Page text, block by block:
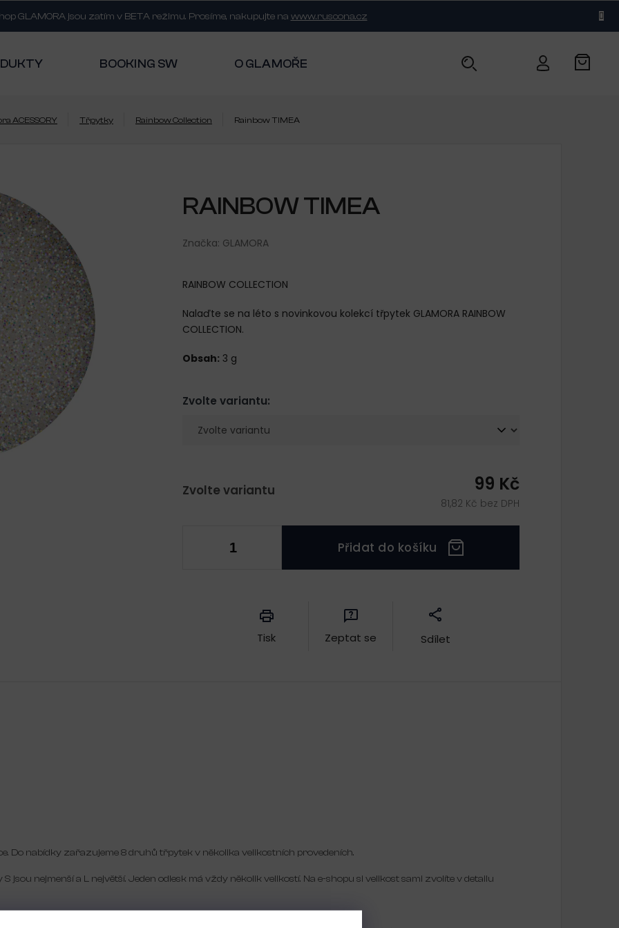
GLAMORA jsou zatím v BETA režimu. Prosíme, nakupujte na www.ruscona.cz
BOOKING SW O GLAMOŘE KONTAKT
ACESSORY Třpytky Rainbow Collection Rainbow TIMEA
RAINBOW TIMEA
Značka: GLAMORA
99 Kč
81,82 Kč bez DPH
Zvolte variantu
Přidat do košíku
Zvolte variantu:
RAINBOW COLLECTION
Nalaďte se na léto s novinkovou kolekcí třpytek GLAMORA RAINBOW
COLLECTION.
Obsah: 3 g
Tisk Zeptat se Sdílet
Do nabídky zařazujeme 8 druhů třpytek v několika velikostních provedeních.
jsou nejmenší a L největší. Jeden odlesk má vždy několik velikostí. Na e-shopu si velikost sami zvolíte v detailu